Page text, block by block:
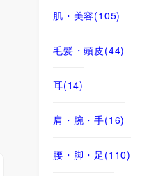
肌・美容(105)
毛髪・頭皮(44)
耳(14)
肩・腕・手(16)
腰・脚・足 (110)